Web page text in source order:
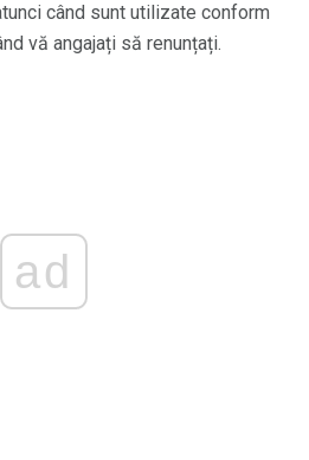
când sunt utilizate conform
vă angajați să renunțați.
ad